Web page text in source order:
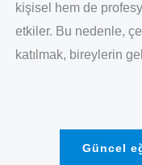
kişisel hem de
etkiler. Bu nedenle,
katılmak, bireylerin
Güncel